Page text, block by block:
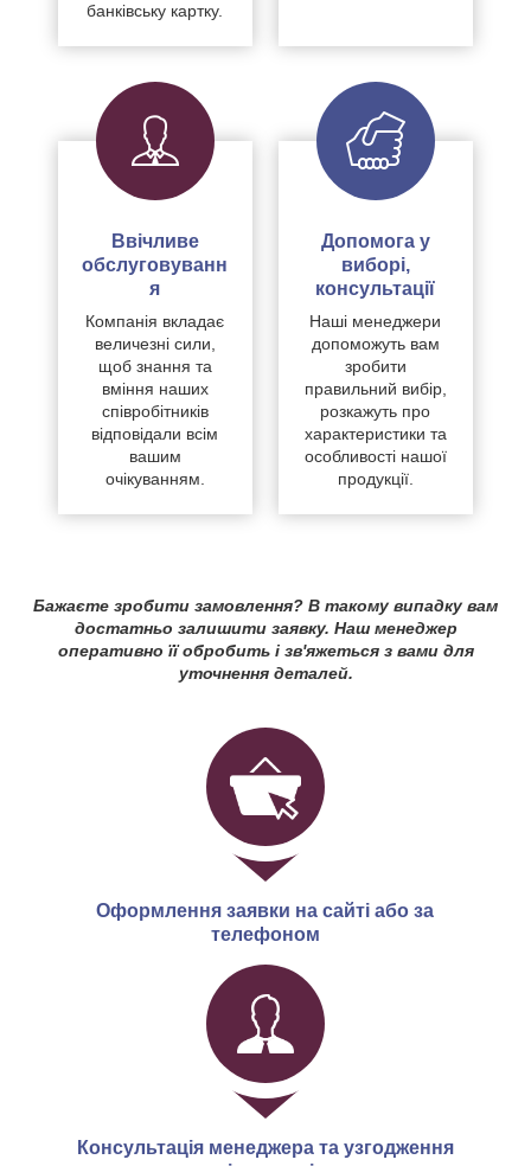
банківську картку.
Ввічливе
обслуговуванн
я
Компанія вкладає
величезні сили,
щоб знання та
вміння наших
співробітників
відповідали всім
вашим
очікуванням.
Допомога у
виборі,
консультації
Наші менеджери
допоможуть вам
зробити
правильний вибір,
розкажуть про
характеристики та
особливості нашої
продукції.
Бажаєте зробити замовлення? В такому випадку вам
достатньо залишити заявку. Наш менеджер
оперативно її обробить і зв'яжеться з вами для
уточнення деталей.
Оформлення заявки на сайті або за
телефоном
Консультація менеджера та узгодження